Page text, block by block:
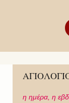
η ημέρα, η